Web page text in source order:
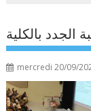
الجدد بالكلية
mercredi 20/09/